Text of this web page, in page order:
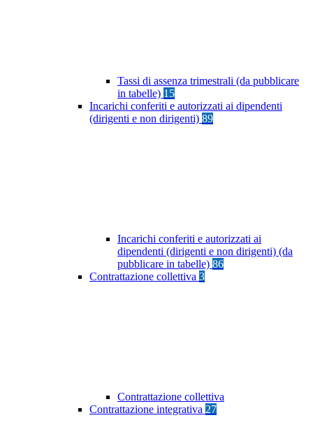
Tassi di assenza trimestrali (da pubblicare
in tabelle) 15
Incarichi conferiti e autorizzati ai dipendenti
(dirigenti e non dirigenti) 89
Incarichi conferiti e autorizzati ai
dipendenti (dirigenti e non dirigenti) (da
pubblicare in tabelle) 86
Contrattazione collettiva 3
Contrattazione collettiva
Contrattazione integrativa 27